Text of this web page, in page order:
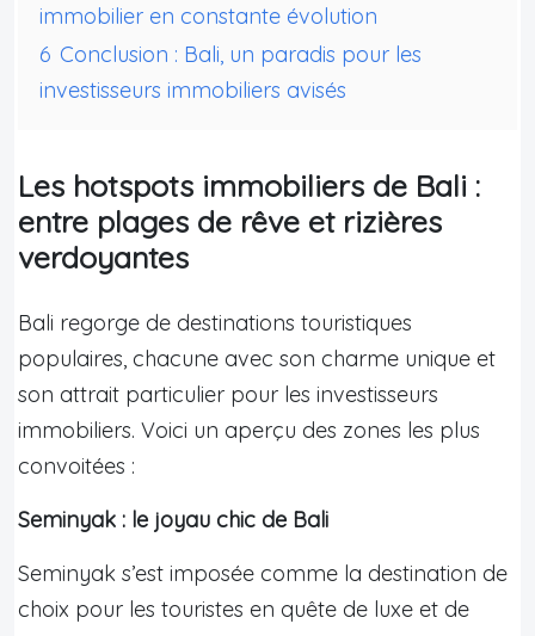
immobilier en constante évolution
6 Conclusion : Bali, un paradis pour les
investisseurs immobiliers avisés
Les hotspots immobiliers de Bali :
entre plages de rêve et rizières
verdoyantes
Bali regorge de destinations touristiques
populaires, chacune avec son charme unique et
son attrait particulier pour les investisseurs
immobiliers. Voici un aperçu des zones les plus
convoitées :
Seminyak : le joyau chic de Bali
Seminyak s’est imposée comme la destination de
choix pour les touristes en quête de luxe et de